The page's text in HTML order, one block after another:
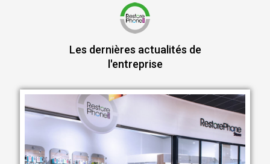
Les dernières actualités de
l'entreprise